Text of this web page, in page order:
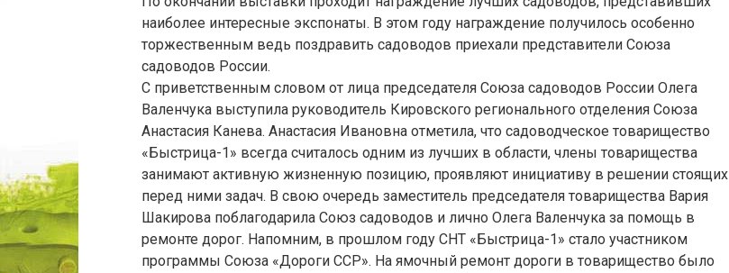
наиболее интересные экспонаты. В этом году награждение получилось особенно
торжественным ведь поздравить садоводов приехали представители Союза
садоводов России.
С приветственным словом от лица председателя Союза садоводов России Олега
Валенчука выступила руководитель Кировского регионального отделения Союза
Анастасия Канева. Анастасия Ивановна отметила, что садоводческое товарищество
«Быстрица-1» всегда считалось одним из лучших в области, члены товарищества
занимают активную жизненную позицию, проявляют инициативу в решении стоящих
перед ними задач. В свою очередь заместитель председателя товарищества Вария
Шакирова поблагодарила Союз садоводов и лично Олега Валенчука за помощь в
ремонте дорог. Напомним, в прошлом году СНТ «Быстрица-1» стало участником
программы Союза «Дороги ССР». На ямочный ремонт дороги в товарищество было